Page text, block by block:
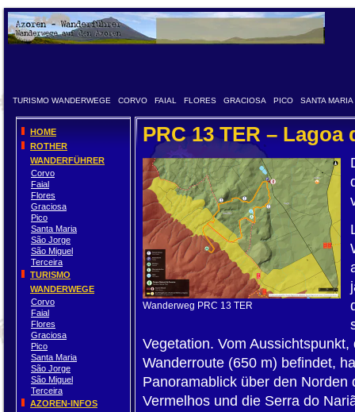
TURISMO WANDERWEGE CORVO FAIAL FLORES GRACIOSA PICO SANTA MARIA
PRC 13 TER – Lagoa
Wanderweg PRC 13 TER
Vegetation. Vom
Wanderroute (650 m) befindet,
Panoramablick über den
Vermelhos und die Serra do
HOME
ROTHER
WANDERFÜHRER
Corvo
Faial
Flores
Graciosa
Pico
Santa Maria
São Jorge
São Miguel
Terceira
TURISMO
WANDERWEGE
Corvo
Faial
Flores
Graciosa
Pico
Santa Maria
São Jorge
São Miguel
Terceira
AZOREN-INFOS